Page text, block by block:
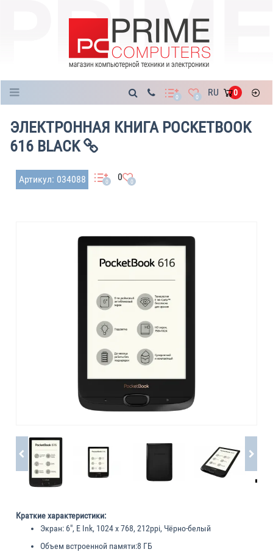
0 0 RU 0
ЭЛЕКТРОННАЯ КНИГА POCKETBOOK
616 BLACK
Артикул: 034088 0 0 0
Краткие характеристики:
Экран: 6", E Ink, 1024 x 768, 212ppi, Чёрно-белый
Объем встроенной памяти:8 ГБ